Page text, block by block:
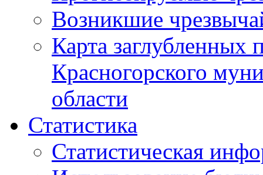
Возникшие
Карта
Красногорского
области
Статистика
Статистическая